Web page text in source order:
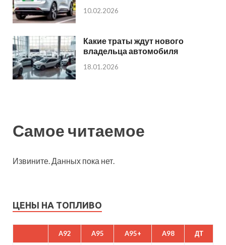
10.02.2026
Какие траты ждут нового
владельца автомобиля
18.01.2026
Самое читаемое
Извините. Данных пока нет.
ЦЕНЫ НА ТОПЛИВО
A92 A95 A95+ A98 ДТ